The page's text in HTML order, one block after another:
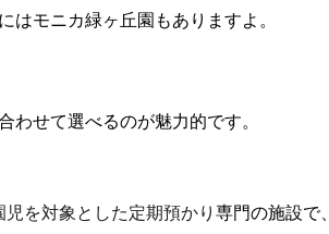
モニカ緑ヶ丘園もありますよ。
せて選べるのが魅力的です。
を対象とした定期預かり専門の施設で